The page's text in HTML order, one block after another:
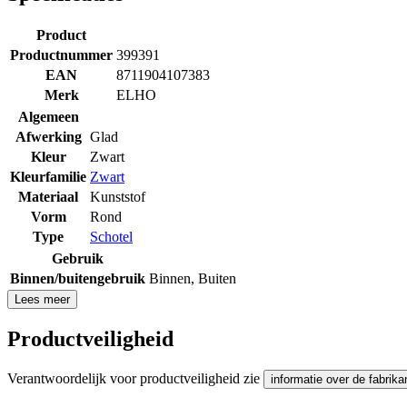
Product
Productnummer 399391
EAN
8711904107383
Merk
ELHO
Algemeen
Afwerking Glad
Kleur
Zwart
Kleurfamilie Zwart
Materiaal
Kunststof
Vorm
Rond
Type
Schotel
Gebruik
Binnen/buitengebruik Binnen, Buiten
Lees meer
Productveiligheid
Verantwoordelijk voor productveiligheid zie informatie over de